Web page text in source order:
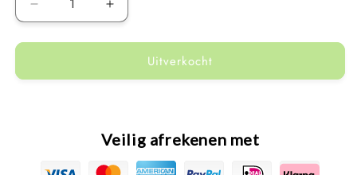
Aantal
verlagen
voor
substraat
Aantal
verhogen
voor
Premium
substraat
12,5
kg
Uitverkocht
Veilig afrekenen met